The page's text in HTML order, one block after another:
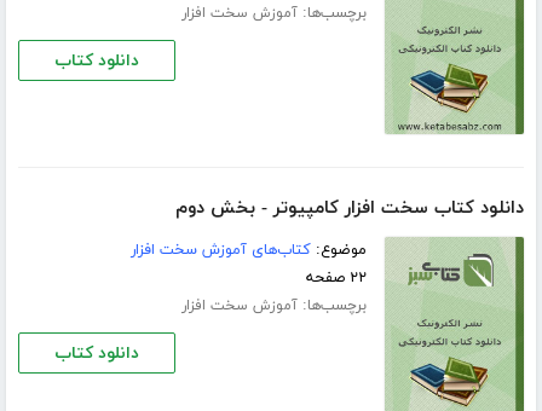
برچسب‌ها:آموزش سخت افزار
دانلود کتاب
دانلود کتاب سخت افزار کامپیوتر - بخش دوم
موضوع:کتاب‌های آموزش سخت افزار
۲۲ صفحه
برچسب‌ها:آموزش سخت افزار
دانلود کتاب